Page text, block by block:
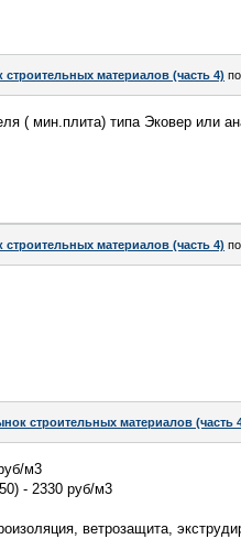
строительных материалов (часть 4)
( мин.плита) типа Эковер или
строительных материалов (часть 4)
строительных материалов (часть
м3
- 2330 руб/м3
ветрозащита,